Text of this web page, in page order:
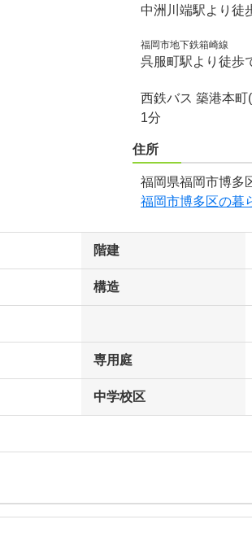
中洲川端駅より徒
福岡市地下鉄箱崎線
呉服町駅より徒歩
西鉄バス 築港本
1分
住所
福岡県福岡市博多
福岡市博多区の暮
階建
構造
専用庭
中学校区